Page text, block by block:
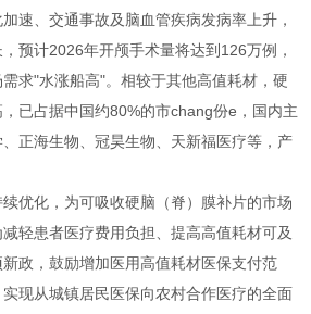
速、交通事故及脑血管疾病发病率上升，
预计2026年开颅手术量将达到126万例，
求"水涨船高"。相较于其他高值耗材，硬
已占据中国约80%的市chang份e，国内主
正海生物、冠昊生物、天新福医疗等，产
优化，为可吸收硬脑（脊）膜补片的市场
轻患者医疗费用负担、提高高值耗材可及
政，鼓励增加医用高值耗材医保支付范
现从城镇居民医保向农村合作医疗的全面